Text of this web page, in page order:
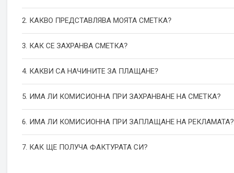
2. КАКВО ПРЕДСТАВЛЯВА МОЯТА СМЕТКА?
3. КАК СЕ ЗАХРАНВА СМЕТКА?
4. КАКВИ СА НАЧИНИТЕ ЗА ПЛАЩАНЕ?
5. ИМА ЛИ КОМИСИОННА ПРИ ЗАХРАНВАНЕ НА СМЕТКА?
6. ИМА ЛИ КОМИСИОННА ПРИ ЗАПЛАЩАНЕ НА РЕКЛАМАТА?
7. КАК ЩЕ ПОЛУЧА ФАКТУРАТА СИ?